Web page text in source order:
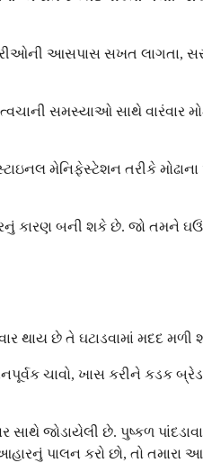
આસપાસ સખત લાગતા,
સમસ્યાઓ સાથે વારંવાર
મેનિફેસ્ટેશન તરીકે
કારણ બની શકે છે. જો
છે તે ઘટાડવામાં મદદ મળી
ચાવો, ખાસ કરીને કડક
સાથે જોડાયેલી છે. પુષ્કળ
પાલન કરો છો, તો તમારા